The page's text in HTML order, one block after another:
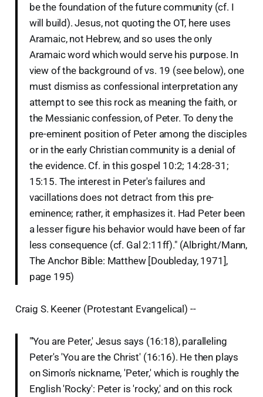
be the foundation of the future community (cf. I
will build). Jesus, not quoting the OT, here uses
Aramaic, not Hebrew, and so uses the only
Aramaic word which would serve his purpose. In
view of the background of vs. 19 (see below), one
must dismiss as confessional interpretation any
attempt to see this rock as meaning the faith, or
the Messianic confession, of Peter. To deny the
pre-eminent position of Peter among the disciples
or in the early Christian community is a denial of
the evidence. Cf. in this gospel 10:2; 14:28-31;
15:15. The interest in Peter's failures and
vacillations does not detract from this pre-
eminence; rather, it emphasizes it. Had Peter been
a lesser figure his behavior would have been of far
less consequence (cf. Gal 2:11ff)." (Albright/Mann,
The Anchor Bible: Matthew [Doubleday, 1971],
page 195)
Craig S. Keener (Protestant Evangelical) --
"'You are Peter,' Jesus says (16:18), paralleling
Peter's 'You are the Christ' (16:16). He then plays
on Simon's nickname, 'Peter,' which is roughly the
English 'Rocky': Peter is 'rocky,' and on this rock